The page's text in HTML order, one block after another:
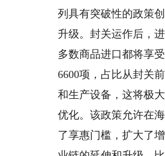
列具有突破性的政策
升级。封关运作后，
多数商品进口都将享
6600项，占比从封关
和生产设备，这将极
优化。该政策允许在
了享惠门槛，扩大了